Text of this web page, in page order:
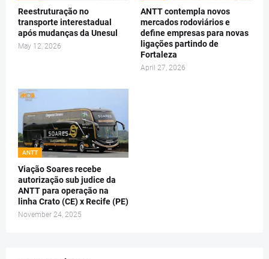
Reestruturação no
transporte interestadual
após mudanças da Unesul
May 12, 2026
ANTT contempla novos
mercados rodoviários e
define empresas para novas
ligações partindo de
Fortaleza
April 27, 2026
ANTT
Viação Soares recebe
autorização sub judice da
ANTT para operação na
linha Crato (CE) x Recife (PE)
November 24, 2025